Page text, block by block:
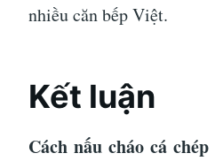
nhiều căn bếp Việt.
Kết luận
Cách nấu cháo cá chép